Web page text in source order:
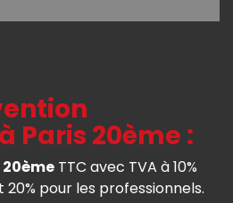
Paris 20ème :
TTC avec TVA à 10%
pour les professionnels.